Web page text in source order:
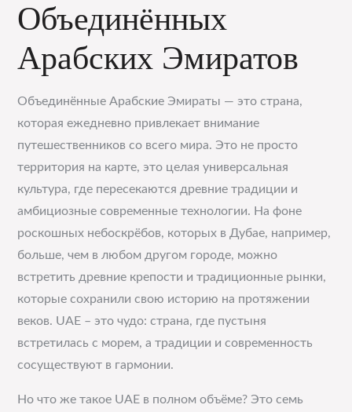
Объединённых
Арабских Эмиратов
Объединённые Арабские Эмираты — это страна,
которая ежедневно привлекает внимание
путешественников со всего мира. Это не просто
территория на карте, это целая универсальная
культура, где пересекаются древние традиции и
амбициозные современные технологии. На фоне
роскошных небоскрёбов, которых в Дубае, например,
больше, чем в любом другом городе, можно
встретить древние крепости и традиционные рынки,
которые сохранили свою историю на протяжении
веков. UAE – это чудо: страна, где пустыня
встретилась с морем, а традиции и современность
сосуществуют в гармонии.
Но что же такое UAE в полном объёме? Это семь